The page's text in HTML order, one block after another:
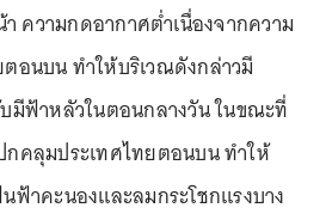
ความกดอากาศต่ำเนื่องจากความ
อนบน ทำให้บริเวณดังกล่าวมี
มีฟ้าหลัวในตอนกลางวัน ในขณะที่
คลุมประเทศไทยตอนบน ทำให้
ฟ้าคะนองและลมกระโชกแรงบาง